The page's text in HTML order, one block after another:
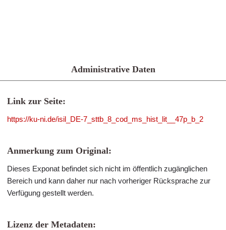
Administrative Daten
Link zur Seite:
https://ku-ni.de/isil_DE-7_sttb_8_cod_ms_hist_lit__47p_b_2
Anmerkung zum Original:
Dieses Exponat befindet sich nicht im öffentlich zugänglichen
Bereich und kann daher nur nach vorheriger Rücksprache zur
Verfügung gestellt werden.
Lizenz der Metadaten: